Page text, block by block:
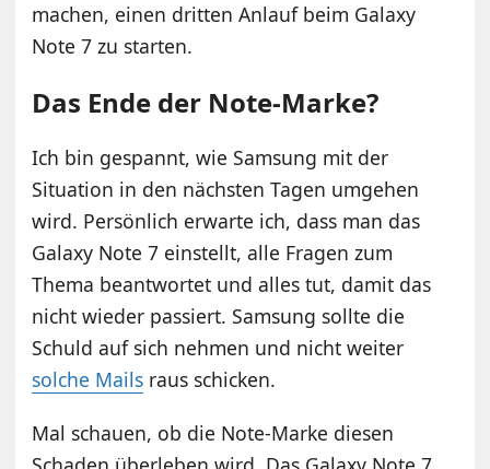
machen, einen dritten Anlauf beim Galaxy
Note 7 zu starten.
Das Ende der Note-Marke?
Ich bin gespannt, wie Samsung mit der
Situation in den nächsten Tagen umgehen
wird. Persönlich erwarte ich, dass man das
Galaxy Note 7 einstellt, alle Fragen zum
Thema beantwortet und alles tut, damit das
nicht wieder passiert. Samsung sollte die
Schuld auf sich nehmen und nicht weiter
solche Mails raus schicken.
Mal schauen, ob die Note-Marke diesen